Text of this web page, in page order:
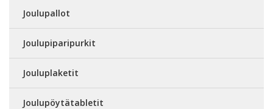
Joulupallot
Joulupiparipurkit
Jouluplaketit
Joulupöytätabletit